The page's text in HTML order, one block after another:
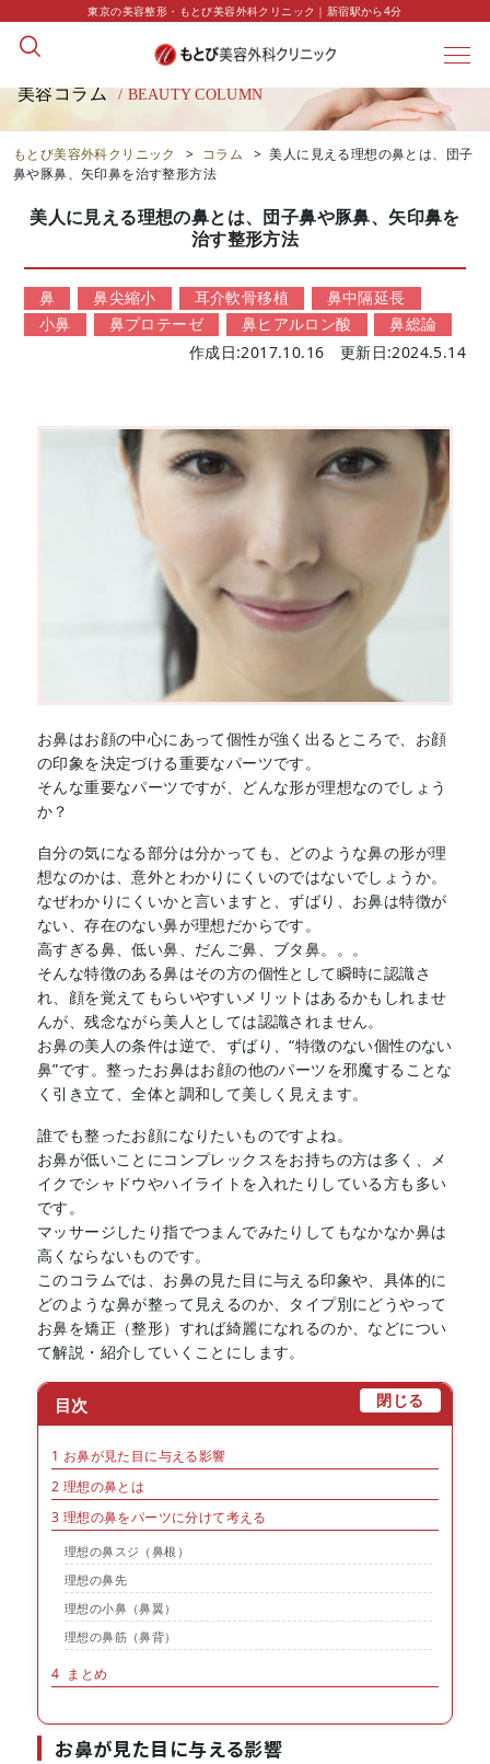
東京の美容整形・もとび美容外科クリニック｜新宿駅から4分
美容コラム / BEAUTY COLUMN
もとび美容外科クリニック > コラム > 美人に見える理想の鼻とは、団子
鼻や豚鼻、矢印鼻を治す整形方法
美人に見える理想の鼻とは、団子鼻や豚鼻、矢印鼻を
治す整形方法
鼻 鼻尖縮小 耳介軟骨移植
鼻中隔延長
小鼻
鼻プロテーゼ 鼻ヒアルロン酸 鼻総論
作成日:2017.10.16 更新日:2024.5.14
お鼻はお顔の中心にあって個性が強く出るところで、お顔
の印象を決定づける重要なパーツです。
そんな重要なパーツですが、どんな形が理想なのでしょう
か？
自分の気になる部分は分かっても、どのような鼻の形が理
想なのかは、意外とわかりにくいのではないでしょうか。
なぜわかりにくいかと言いますと、ずばり、お鼻は特徴が
ない、存在のない鼻が理想だからです。
高すぎる鼻、低い鼻、だんご鼻、ブタ鼻。。。
そんな特徴のある鼻はその方の個性として瞬時に認識さ
れ、顔を覚えてもらいやすいメリットはあるかもしれませ
んが、残念ながら美人としては認識されません。
お鼻の美人の条件は逆で、ずばり、“特徴のない個性のない
鼻”です。整ったお鼻はお顔の他のパーツを邪魔することな
く引き立て、全体と調和して美しく見えます。
誰でも整ったお顔になりたいものですよね。
お鼻が低いことにコンプレックスをお持ちの方は多く、メ
イクでシャドウやハイライトを入れたりしている方も多い
です。
マッサージしたり指でつまんでみたりしてもなかなか鼻は
高くならないものです。
このコラムでは、お鼻の見た目に与える印象や、具体的に
どのような鼻が整って見えるのか、タイプ別にどうやって
お鼻を矯正（整形）すれば綺麗になれるのか、などについ
て解説・紹介していくことにします。
目次 閉じる
1 お鼻が見た目に与える影響
2 理想の鼻とは
3 理想の鼻をパーツに分けて考える
理想の鼻スジ（鼻根）
理想の鼻先
理想の小鼻（鼻翼）
理想の鼻筋（鼻背）
4 まとめ
お鼻が見た目に与える影響